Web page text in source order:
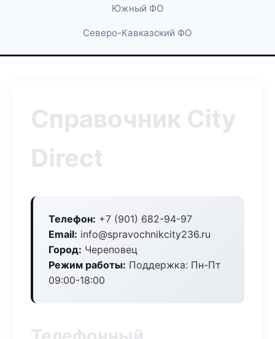
Южный ФО
Северо-Кавказский ФО
Справочник City
Direct
Телефон: +7 (901) 682-94-97
Email: info@spravochnikcity236.ru
Город: Череповец
Режим работы: Поддержка: Пн-Пт
09:00-18:00